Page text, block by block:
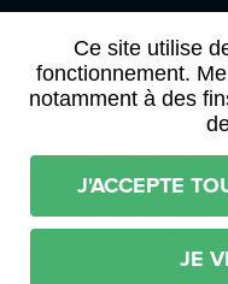
Ce site utilise
fonctionnement.
notamment à des
J'ACCEPTE
JE
Mentions
Déclaration
Conditions